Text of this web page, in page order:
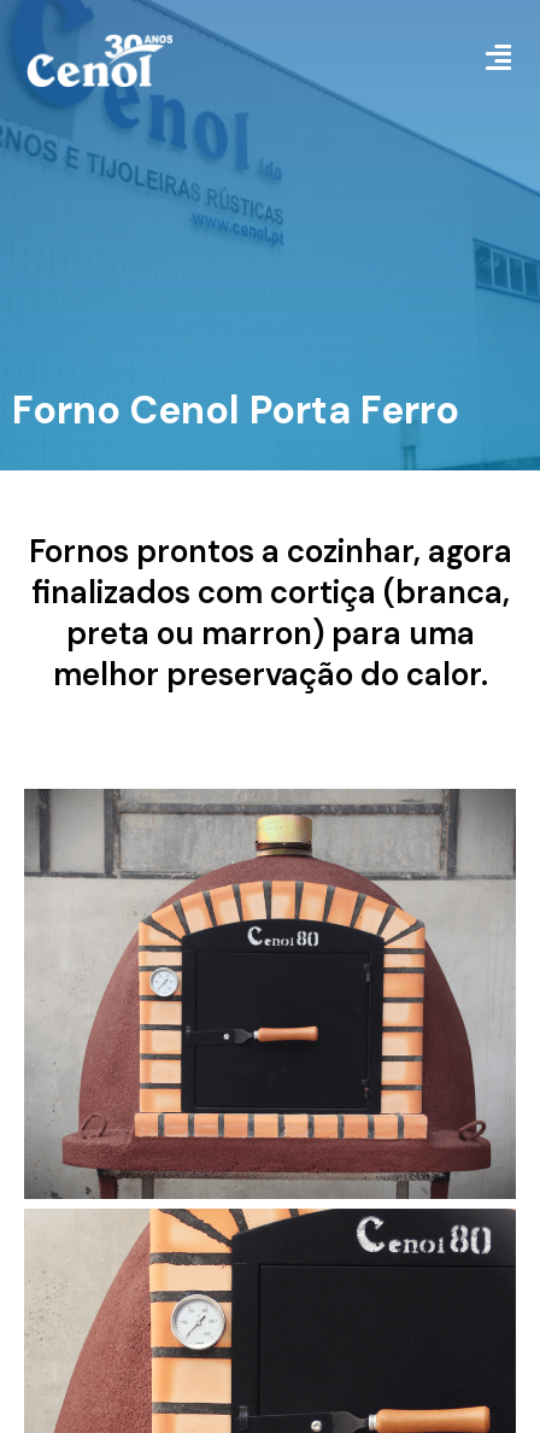
Forno Cenol Porta Ferro
Fornos prontos a cozinhar, agora
finalizados com cortiça (branca,
preta ou marron) para uma
melhor preservação do calor.